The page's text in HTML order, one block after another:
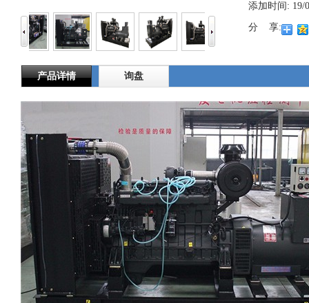
添加时间: 19/
分 享:
产品详情 询盘